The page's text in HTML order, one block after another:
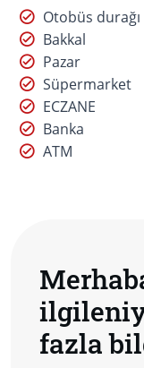
Otobüs durağı
Bakkal
Pazar
Süpermarket
ECZANE
Banka
ATM
fazla